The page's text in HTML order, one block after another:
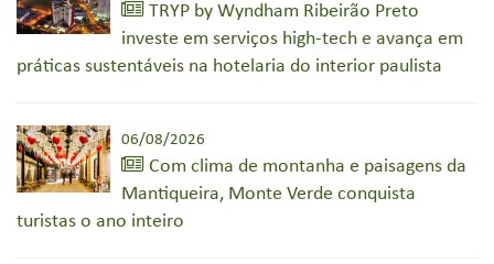
TRYP by Wyndham Ribeirão Preto
investe em serviços high-tech e avança em
práticas sustentáveis na hotelaria do interior paulista
06/08/2026
Com clima de montanha e paisagens da
Mantiqueira, Monte Verde conquista
turistas o ano inteiro